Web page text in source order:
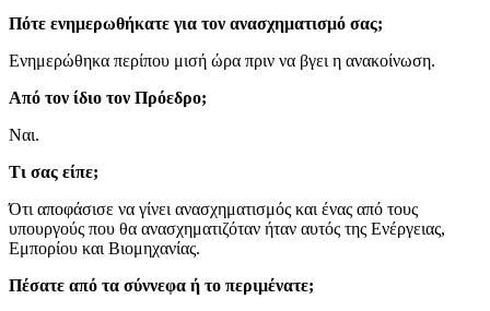
Πότε ενημερωθήκατε για τον ανασχηματισμό σας;
Ενημερώθηκα περίπου μισή ώρα πριν να βγει η ανακοίνωση.
Από τον ίδιο τον Πρόεδρο;
Ναι.
Τι σας είπε;
Ότι αποφάσισε να γίνει ανασχηματισμός και ένας από τους
υπουργούς που θα ανασχηματιζόταν ήταν αυτός της Ενέργειας,
Εμπορίου και Βιομηχανίας.
Πέσατε από τα σύννεφα ή το περιμένατε;